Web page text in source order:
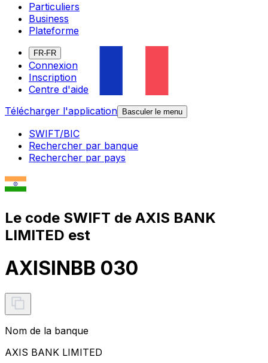
Particuliers
Business
Plateforme
FR-FR
Connexion
Inscription
Centre d'aide
Télécharger l'application
Basculer le menu
SWIFT/BIC
Rechercher par banque
Rechercher par pays
Le code SWIFT de AXIS BANK
LIMITED est
AXISINBB 030
Nom de la banque
AXIS BANK LIMITED